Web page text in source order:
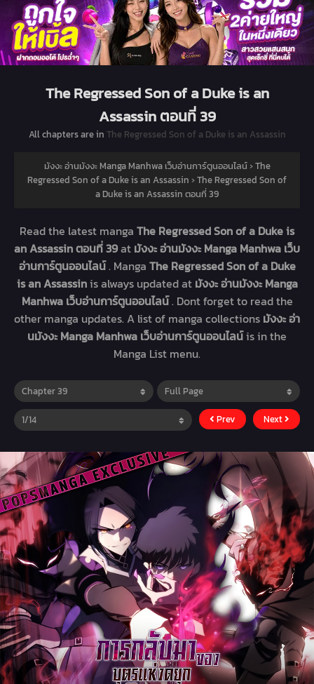
The Regressed Son of a Duke is an
Assassin ตอนที่ 39
All chapters are in The Regressed Son of a Duke is an Assassin
มังงะ อ่านมังงะ Manga Manhwa เว็บอ่านการ์ตูนออนไลน์›The
Regressed Son of a Duke is an Assassin ›The Regressed Son of
a Duke is an Assassin ตอนที่ 39
Read the latest manga The Regressed Son of a Duke is
an Assassin ตอนที่ 39at มังงะ อ่านมังงะ Manga Manhwa เว็บ
อ่านการ์ตูนออนไลน์. Manga The Regressed Son of a Duke
is an Assassinis always updated at มังงะ อ่านมังงะ Manga
Manhwa เว็บอ่านการ์ตูนออนไลน์. Dont forget to read the
other manga updates. A list of manga collections มังงะ อ่า
นมังงะ Manga Manhwa เว็บอ่านการ์ตูนออนไลน์is in the
Manga List menu.
Prev Next